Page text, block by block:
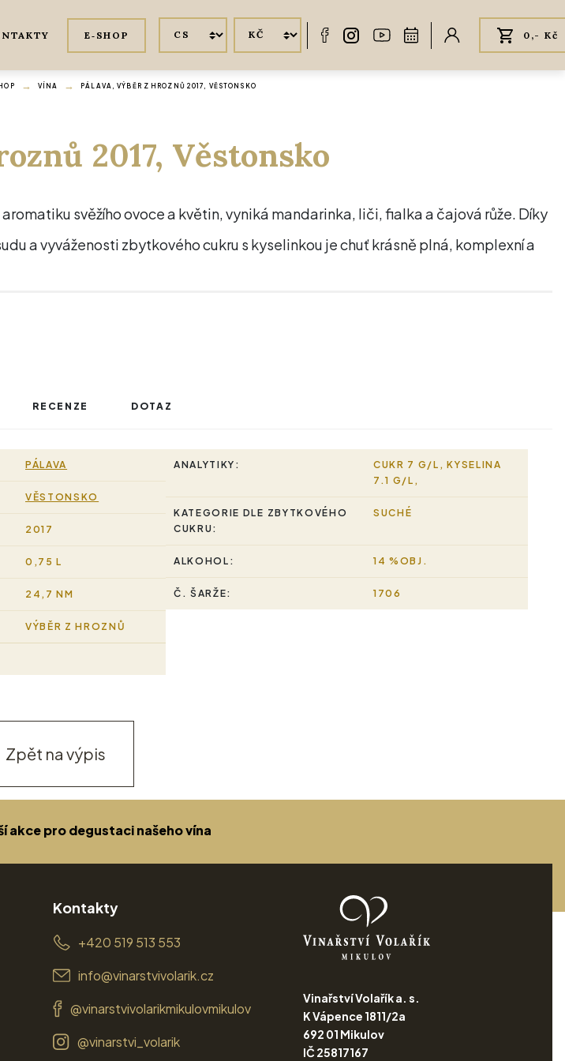
E‑SHOP 0,- Kč
VÍNA PÁLAVA, VÝBĚR Z HROZNŮ 2017, VĚSTONSKO
2017, Věstonsko
svěžího ovoce a květin, vyniká mandarinka, liči, fialka a čajová růže. Díky
a vyváženosti zbytkového cukru s kyselinkou je chuť krásně plná, komplexní a
RECENZE DOTAZ
PÁLAVA
VĚSTONSKO
2017
0,75 L
24,7 NM
VÝBĚR Z HROZNŮ
ANALYTIKY:
CUKR 7 G/L, KYSELINA
7.1 G/L,
KATEGORIE DLE ZBYTKOVÉHO
CUKRU:
SUCHÉ
ALKOHOL: 14 %OBJ.
Č. ŠARŽE: 1706
Zpět na výpis
akce pro degustaci našeho vína
Kontakty
+420 519 513 553
info@vinarstvivolarik.cz
@vinarstvivolarikmikulovmikulov
@vinarstvi_volarik
Vinařství Volařík a. s.
K Vápence 1811/2a
692 01 Mikulov
IČ 25817167